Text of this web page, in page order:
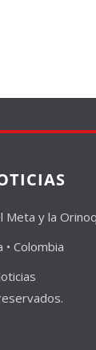
Meta y la
• Colombia